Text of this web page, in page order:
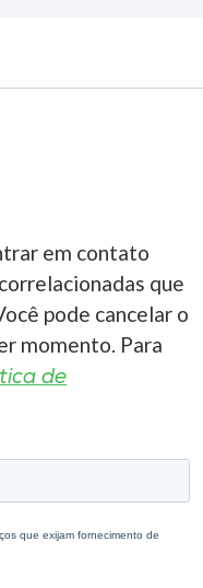
em contato
que
pode cancelar o
momento. Para
de